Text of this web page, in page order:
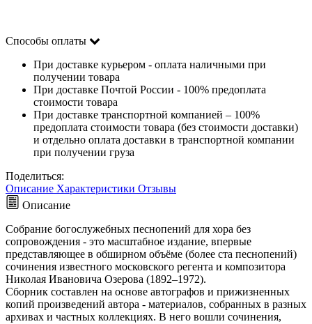
Способы оплаты
При доставке курьером - оплата наличными при
получении товара
При доставке Почтой России - 100% предоплата
стоимости товара
При доставке транспортной компанией – 100%
предоплата стоимости товара (без стоимости доставки)
и отдельно оплата доставки в транспортной компании
при получении груза
Поделиться:
Описание Характеристики Отзывы
Описание
Собрание богослужебных песнопений для хора без
сопровождения - это масштабное издание, впервые
представляющее в обширном объёме (более ста песнопений)
сочинения известного московского регента и композитора
Николая Ивановича Озерова (1892–1972).
Сборник составлен на основе автографов и прижизненных
копий произведений автора - материалов, собранных в разных
архивах и частных коллекциях. В него вошли сочинения,